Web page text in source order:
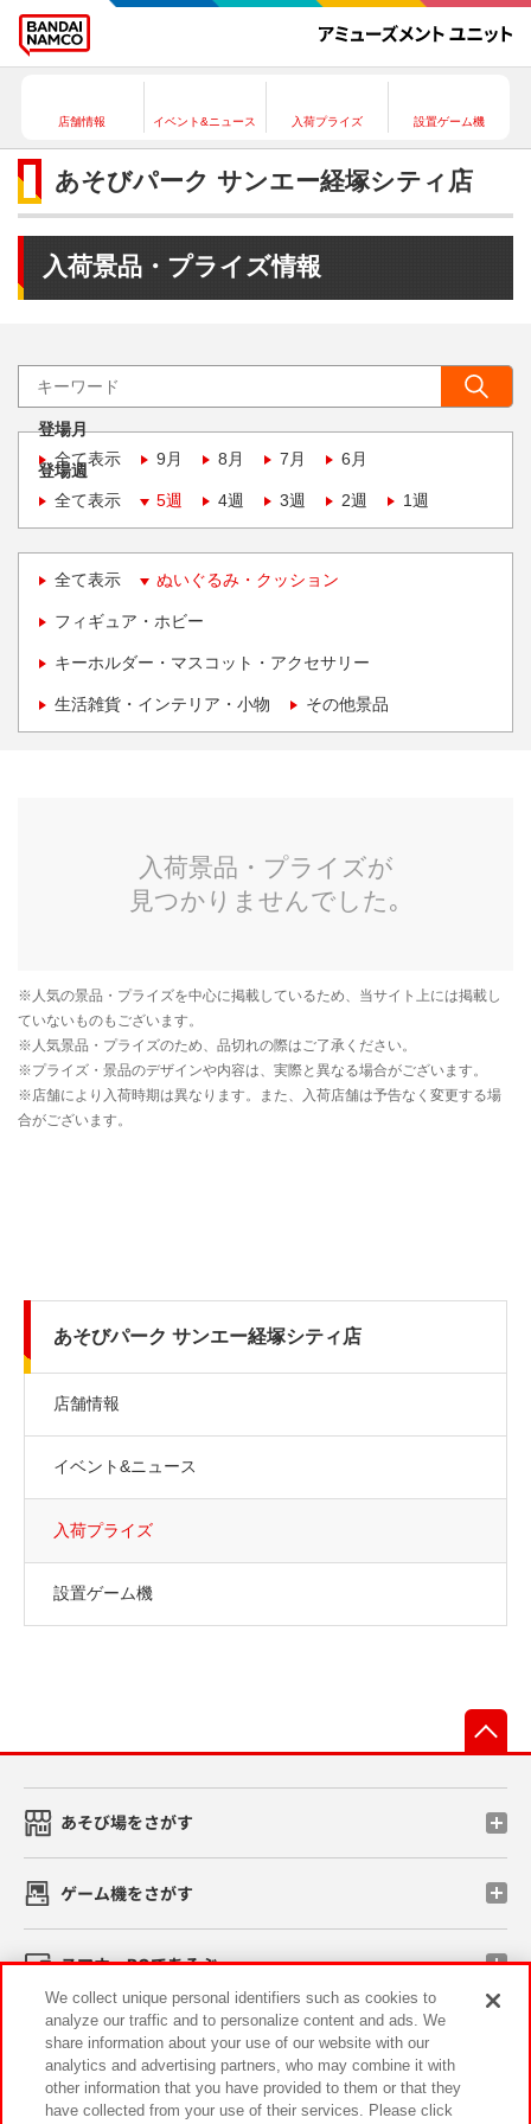
店舗情報 イベント&ニュース 入荷プライズ 設置ゲーム機
あそびパーク サンエー経塚シティ店
入荷景品・プライズ情報
登場月
全て表示
9月 8月 7月 6月
登場週
全て表示
5週 4週 3週 2週 1週
全て表示 ぬいぐるみ・クッション
フィギュア・ホビー
キーホルダー・マスコット・アクセサリー
生活雑貨・インテリア・小物 その他景品
あそびパーク サンエー経塚シティ店
店舗情報
イベント&ニュース
入荷プライズ
設置ゲーム機
あそび場をさがす
ゲーム機をさがす
スマホ・PCであそぶ
イベント・キャンペーン
We collect unique personal identifiers such as cookies to
analyze our traffic and to personalize content and ads. We
share information about your use of our website with our
analytics and advertising partners, who may combine it with
other information that you have provided to them or that they
have collected from your use of their services. Please click